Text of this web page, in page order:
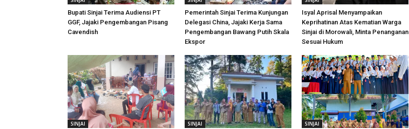
Bupati Sinjai Terima Audiensi PT
GGF, Jajaki Pengembangan Pisang
Cavendish
Pemerintah Sinjai Terima Kunjungan
Delegasi China, Jajaki Kerja Sama
Pengembangan Bawang Putih Skala
Ekspor
Isyal Aprisal Menyampaikan
Keprihatinan Atas Kematian Warga
Sinjai di Morowali, Minta Penanganan
Sesuai Hukum
SINJAI SINJAI SINJAI